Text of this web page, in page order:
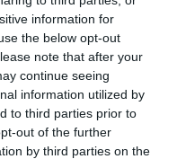
information for
the below opt-out
note that after your
continue seeing
information utilized by
to third parties prior to
out of the further
by third parties on the
décimoquinto en liga,
reparto. El motivo es
por televisión en
(29) tuvieron
a este interés
23,4 millones
por este variable.
, con 1.402 millones
a repartir
, el